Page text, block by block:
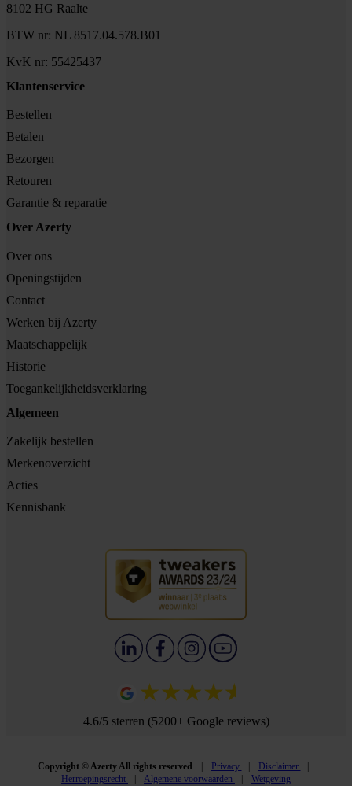
8102 HG Raalte
BTW nr: NL 8517.04.578.B01
KvK nr: 55425437
Klantenservice
Bestellen
Betalen
Bezorgen
Retouren
Garantie & reparatie
Over Azerty
Over ons
Openingstijden
Contact
Werken bij Azerty
Maatschappelijk
Historie
Toegankelijkheidsverklaring
Algemeen
Zakelijk bestellen
Merkenoverzicht
Acties
Kennisbank
4.6/5 sterren (5200+ Google reviews)
Copyright © Azerty All rights reserved Privacy
Disclaimer
Herroepingsrecht
Algemene voorwaarden Wetgeving